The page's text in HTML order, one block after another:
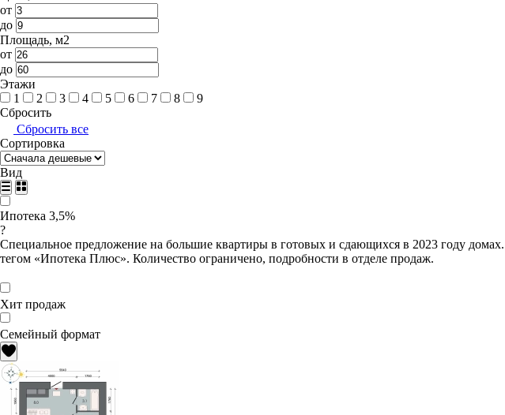
от
до
Площадь, м2
от
до
Этажи
1
2 3 4 5 6 7 8
9
Сбросить
Сбросить все
Сортировка
Вид
Ипотека 3,5%
?
Специальное предложение на большие квартиры в готовых и сдающихся в 2023 году
тегом «Ипотека Плюс». Количество ограничено, подробности в отделе продаж.
Хит продаж
Семейный формат